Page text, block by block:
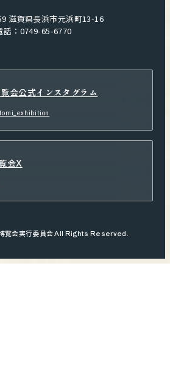
滋賀県長浜市元浜町13-16
話：0749-65-6770
会公式インスタグラム
会X
覧会実行委員会 All Rights Reserved.